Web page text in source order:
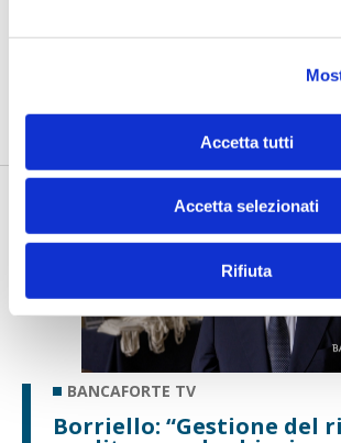
Accetta tutti
Accetta selezionati
Rifiuta
BANCAFORTE TV
Borriello: “Gestione del